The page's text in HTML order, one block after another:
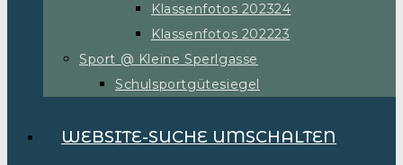
Klassenfotos 202324
Klassenfotos 202223
Sport @ Kleine Sperlgasse
Schulsportgütesiegel
WEBSITE-SUCHE UMSCHALTEN